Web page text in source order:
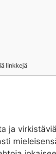
linkkejä
ja